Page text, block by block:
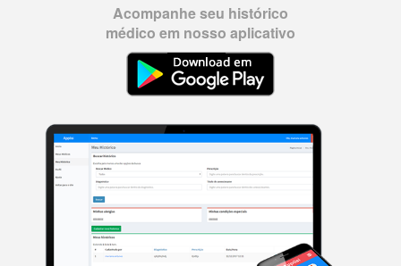
Acompanhe seu histórico
médico em nosso aplicativo